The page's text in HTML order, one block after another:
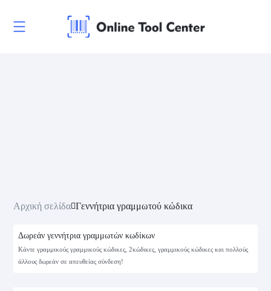
Αρχική σελίδα Γεννήτρια γραμμωτού κώδικα
Δωρεάν γεννήτρια γραμμωτών κωδίκων
Κάντε γραμμικούς γραμμικούς κώδικες, 2κώδικες, γραμμικούς κώδικες και πολλούς
άλλους δωρεάν σε απευθείας σύνδεση!